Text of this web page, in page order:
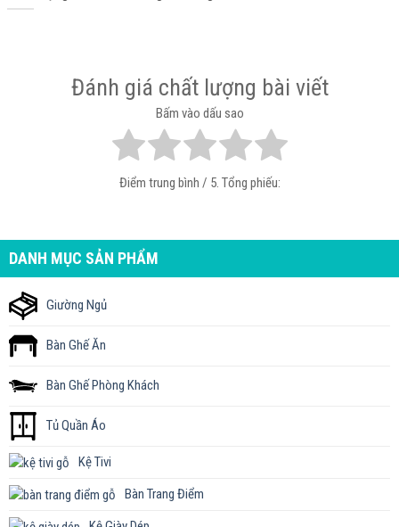
Đánh giá chất lượng bài viết
Bấm vào dấu sao
Điểm trung bình / 5. Tổng phiếu:
DANH MỤC SẢN PHẨM
Giường Ngủ
Bàn Ghế Ăn
Bàn Ghế Phòng Khách
Tủ Quần Áo
Kệ Tivi
Bàn Trang Điểm